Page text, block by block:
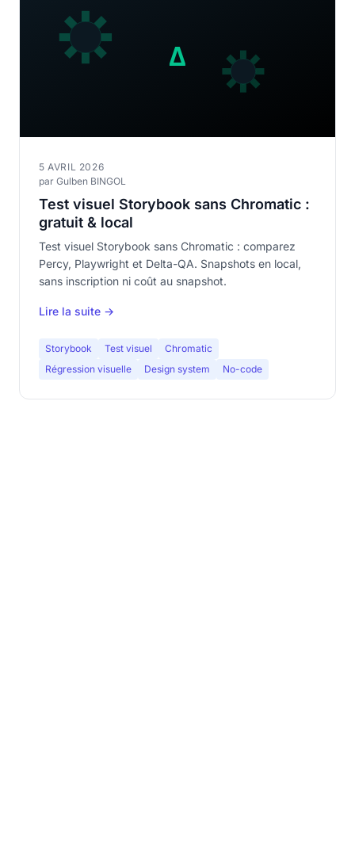
5 AVRIL 2026
par Gulben BINGOL
Test visuel Storybook sans Chromatic :
gratuit & local
Test visuel Storybook sans Chromatic : comparez
Percy, Playwright et Delta-QA. Snapshots en local,
sans inscription ni coût au snapshot.
Lire la suite →
Storybook Test visuel
Chromatic
Régression visuelle
Design system No-code